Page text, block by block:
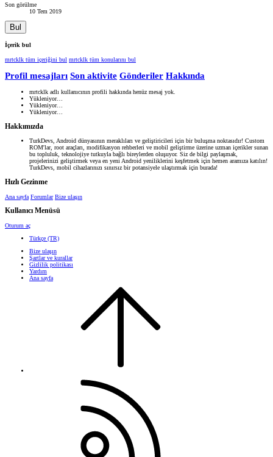
Son görülme
10 Tem 2019
Bul
İçerik bul
mrtcklk tüm içeriğini bul mrtcklk tüm konularını bul
Profil mesajları Son aktivite Gönderiler Hakkında
mrtcklk adlı kullanıcının profili hakkında henüz mesaj yok.
Yükleniyor…
Yükleniyor…
Yükleniyor…
Hakkımızda
TurkDevs, Android dünyasının meraklıları ve geliştiricileri için bir buluşma noktasıdır! Custom
ROM'lar, root araçları, modifikasyon rehberleri ve mobil geliştirme üzerine uzman içerikler sunan
bu topluluk, teknolojiye tutkuyla bağlı bireylerden oluşuyor. Siz de bilgi paylaşmak,
projelerinizi geliştirmek veya en yeni Android yeniliklerini keşfetmek için hemen aramıza katılın!
TurkDevs, mobil cihazlarınızı sınırsız bir potansiyele ulaştırmak için burada!
Hızlı Gezinme
Ana sayfa Forumlar Bize ulaşın
Kullanıcı Menüsü
Oturum aç
Türkçe (TR)
Bize ulaşın
Şartlar ve kurallar
Gizlilik politikası
Yardım
Ana sayfa